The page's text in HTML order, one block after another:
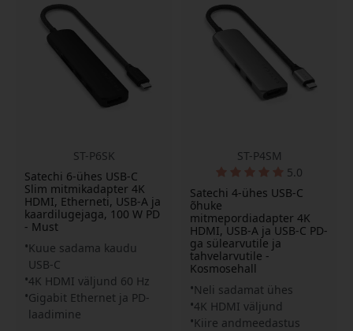
ST-P6SK
Satechi 6-ühes USB-C
Slim mitmikadapter 4K
HDMI, Etherneti, USB-A ja
kaardilugejaga, 100 W PD
- Must
Kuue sadama kaudu
USB-C
4K HDMI väljund 60 Hz
Gigabit Ethernet ja PD-
laadimine
ST-P4SM
5.0
Satechi 4-ühes USB-C
õhuke
mitmepordiadapter 4K
HDMI, USB-A ja USB-C PD-
ga sülearvutile ja
tahvelarvutile -
Kosmosehall
Neli sadamat ühes
4K HDMI väljund
Kiire andmeedastus